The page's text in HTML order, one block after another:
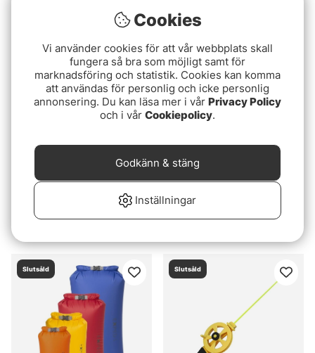
249 kr
Slutsåld
Betyg: (1)1.0 utav 5 stjärnor
28x16x13cm För
Slutsåld
13 Fishing Black Betty
FreeFall Ghost
849 kr
Slutsåld Slutsåld
Cookies
Vi använder cookies för att vår webbplats skall
fungera så bra som möjligt samt för
marknadsföring och statistik. Cookies kan komma
att användas för personlig och icke personlig
annonsering. Du kan läsa mer i vår Privacy Policy
och i vår Cookiepolicy.
Inställningar
Godkänn & stäng